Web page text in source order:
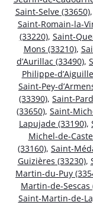
Saint-Selve (33650),
Saint-Romain-la-
(33220), Saint-
Mons (33210),
d’Aurillac (33490),
Philippe-
Saint-Pey-
(33390), Saint-
(33650), Saint-
Lapujade (33190),
Michel-de-
(33160), Saint-
Guizières (33230),
Martin-du-Puy
Martin-de-Sescas
Saint-Martin-de-